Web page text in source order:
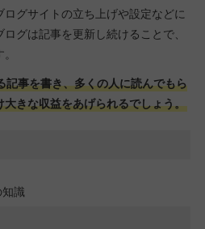
グサイトの立ち上げや設定などに
グは記事を更新し続けることで、
記事を書き、多くの人に読んでもら
きな収益をあげられるでしょう。
知識